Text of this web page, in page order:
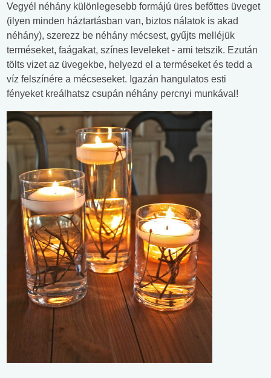
Vegyél néhány különlegesebb formájú üres befőttes üveget
(ilyen minden háztartásban van, biztos nálatok is akad
néhány), szerezz be néhány mécsest, gyűjts melléjük
terméseket, faágakat, színes leveleket - ami tetszik. Ezután
tölts vizet az üvegekbe, helyezd el a terméseket és tedd a
víz felszínére a mécseseket. Igazán hangulatos esti
fényeket kreálhatsz csupán néhány percnyi munkával!